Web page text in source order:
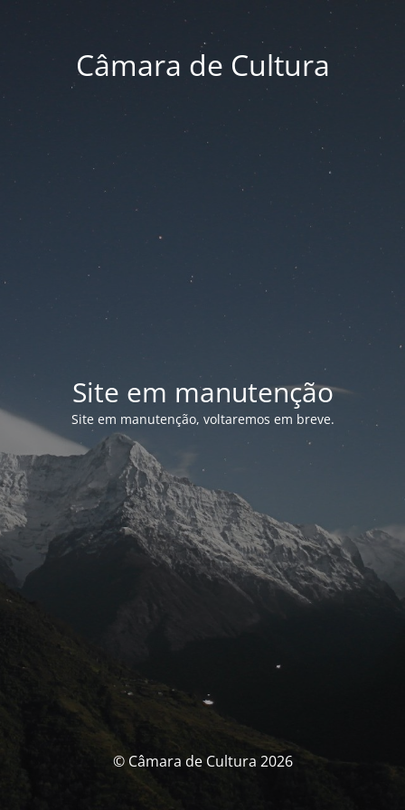
Câmara de Cultura
Site em manutenção
Site em manutenção, voltaremos em breve.
© Câmara de Cultura 2026